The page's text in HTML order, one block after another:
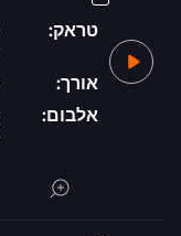
טראק:
אורך:
אלבום: